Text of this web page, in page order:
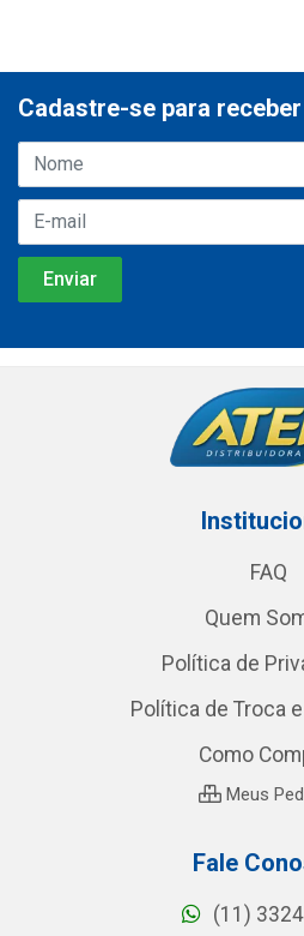
Cadastre-se para
FAQ
Quem
Política de
Política de Troca
Como
Meus
Fale
(11)